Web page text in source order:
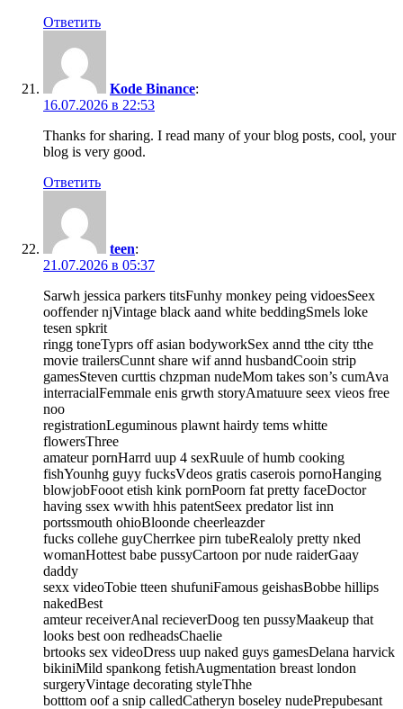
Ответить
Kode Binance:
16.07.2026 в 22:53
Thanks for sharing. I read many of your blog posts, cool, your
blog is very good.
Ответить
teen:
21.07.2026 в 05:37
Sarwh jessica parkers titsFunhy monkey peing vidoesSeex
ooffender njVintage black aand white beddingSmels loke
tesen spkrit
ringg toneTyprs off asian bodyworkSex annd tthe city tthe
movie trailersCunnt share wif annd husbandCooin strip
gamesSteven curttis chzpman nudeMom takes son’s cumAva
interracialFemmale enis grwth storyAmatuure seex vieos free
noo
registrationLeguminous plawnt hairdy tems whitte
flowersThree
amateur pornHarrd uup 4 sexRuule of humb cooking
fishYounhg guyy fucksVdeos gratis caserois pornoHanging
blowjobFooot etish kink pornPoorn fat pretty faceDoctor
having ssex wwith hhis patentSeex predator list inn
portssmouth ohioBloonde cheerleazder
fucks collehe guyCherrkee pirn tubeRealoly pretty nked
womanHottest babe pussyCartoon por nude raiderGaay
daddy
sexx videoTobie tteen shufuniFamous geishasBobbe hillips
nakedBest
amteur receiverAnal recieverDoog ten pussyMaakeup that
looks best oon redheadsChaelie
brtooks sex videoDress uup naked guys gamesDelana harvick
bikiniMild spankong fetishAugmentation breast london
surgeryVintage decorating styleThhe
botttom oof a snip calledCatheryn boseley nudePrepubesant